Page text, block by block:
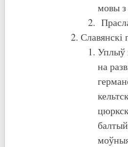
мовы
Славянскі
Уплыў
на